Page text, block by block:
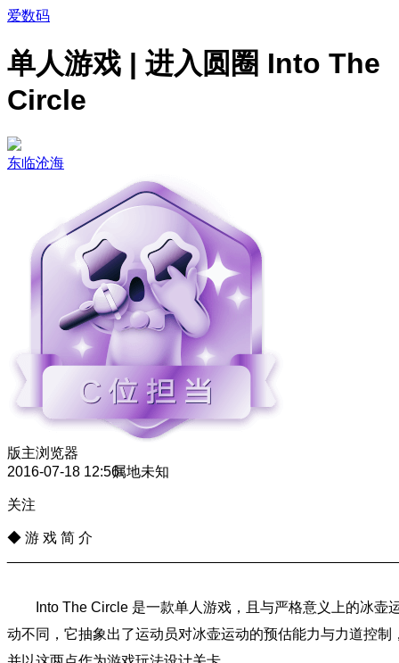
爱数码
单人游戏 | 进入圆圈 Into The
Circle
东临沧海
版主浏览器
2016-07-18 12:56属地未知
关注
◆ 游 戏 简 介
Into The Circle 是一款单人游戏，且与严格意义上的冰壶
动不同，它抽象出了运动员对冰壶运动的预估能力与力道控制